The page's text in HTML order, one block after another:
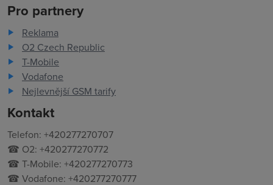
Pro partnery
Reklama
O2 Czech Republic
T-Mobile
Vodafone
Nejlevnější GSM tarify
Kontakt
Telefon: +420277270707
☎ O2: +420277270772
☎ T-Mobile: +420277270773
☎ Vodafone: +420277270777